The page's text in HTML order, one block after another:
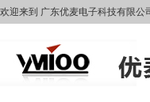
欢迎来到 广东优麦电子科技有限公